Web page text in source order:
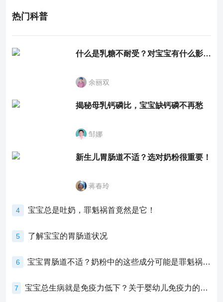
热门科普
什么是乳糖不耐受？对宝宝有什么影响？
余丽双
揭秘母乳钙磷比，宝宝缺钙磷不再愁
邹娜
新生儿胃肠道不适？选对奶粉很重要！
蒋春玲
4 宝宝总是吐奶，罪魁祸首竟然是它！
5 了解宝宝的胃肠道状况
6 宝宝胃肠道不适？奶粉中的这些成分可能是罪魁祸首！
7 宝宝总生病就是免疫力低下？关于婴幼儿免疫力的真相，家长必须了解！